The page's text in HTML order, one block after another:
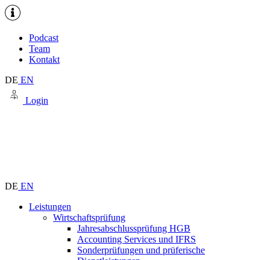
Podcast
Team
Kontakt
DE EN
Login
DE EN
Leistungen
Wirtschaftsprüfung
Jahresabschlussprüfung HGB
Accounting Services und IFRS
Sonderprüfungen und prüferische